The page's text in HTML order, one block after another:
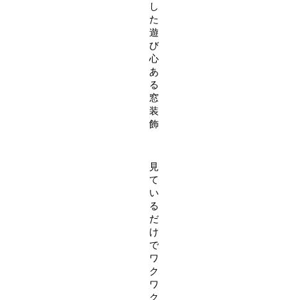
し
た
遊
び
心
あ
る
窓
装
飾
見
て
い
る
だ
け
で
ワ
ク
ワ
ク